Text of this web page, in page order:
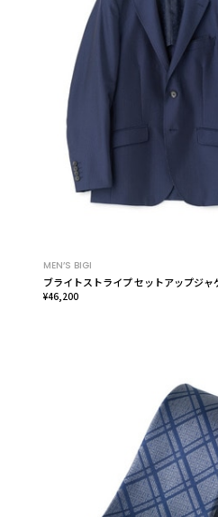
MEN’S BIGI
ブライトストライプ セットアップジャ
¥46,200